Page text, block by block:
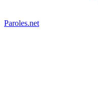
Paroles.net